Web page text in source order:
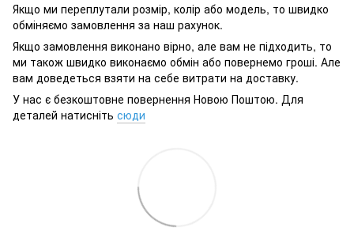
Якщо ми переплутали розмір, колір або модель, то швидко
обміняємо замовлення за наш рахунок.
Якщо замовлення виконано вірно, але вам не підходить, то
ми також швидко виконаємо обмін або повернемо гроші. Але
вам доведеться взяти на себе витрати на доставку.
У нас є безкоштовне повернення Новою Поштою. Для
деталей натисніть сюди